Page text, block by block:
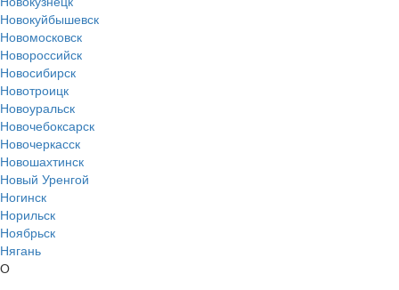
Новокуйбышевск
Новомосковск
Новороссийск
Новосибирск
Новотроицк
Новоуральск
Новочебоксарск
Новочеркасск
Новошахтинск
Новый Уренгой
Ногинск
Норильск
Ноябрьск
Нягань
О